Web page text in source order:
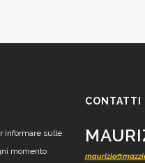
informare sulle
momento
CONTATTI